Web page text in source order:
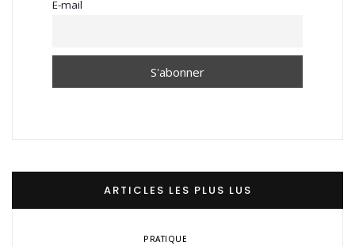
E-mail
ARTICLES LES PLUS LUS
PRATIQUE